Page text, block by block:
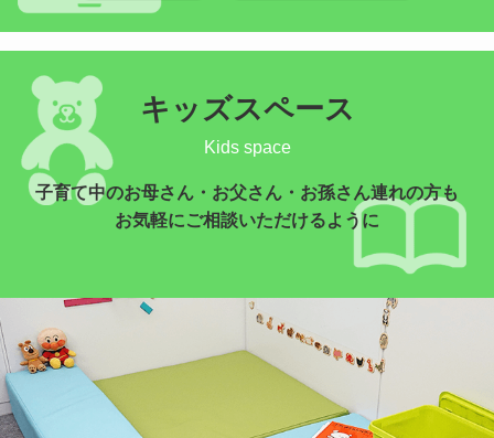
キッズスペース
Kids space
子育て中のお母さん・お父さん・お孫さん連れの方も
お気軽にご相談いただけるように